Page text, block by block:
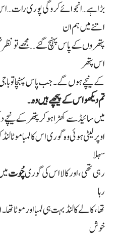
بڑا ہے… انجوائے کرو گی پوری
اتنے میں ہم ان
پتھروں کے پاس پہنچ گئے.. مجھے تو نظر
اس پتھر
کے نیچے ہوں گے۔ جب پاس پہنچا تو
تم دیکھو اس کے پیچھے ہیں وہ…
میں سائیڈ سے کھڑا ہو کر پتھر کے نیچے
اوپر لیٹی ہوئی وہ گوری اس کا لمبا موٹا
سہلا
رہی تھی، اور کالا اس کی گوریچُوت
رہا
تھا، کالے کا لنڈ بہت ہی لمبا اور موٹا
خوش